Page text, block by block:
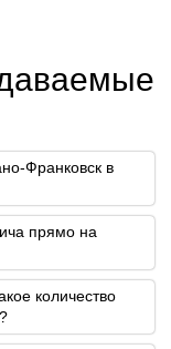
Франковск в
прямо на
количество